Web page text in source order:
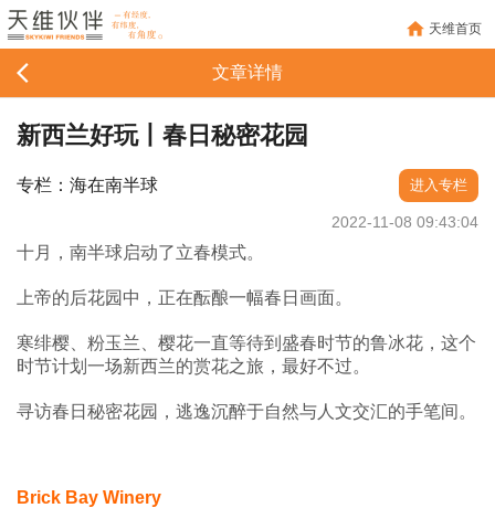
天维首页
文章详情
新西兰好玩丨春日秘密花园
专栏：海在南半球 进入专栏
2022-11-08 09:43:04
十月，南半球启动了立春模式。
上帝的后花园中，正在酝酿一幅春日画面。
寒绯樱、粉玉兰、樱花一直等待到盛春时节的鲁冰花，这个
时节计划一场新西兰的赏花之旅，最好不过。
寻访春日秘密花园，逃逸沉醉于自然与人文交汇的手笔间。
Brick Bay Winery